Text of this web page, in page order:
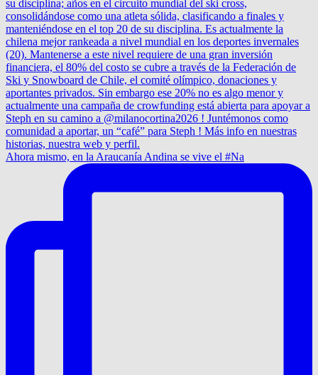
Ahora mismo, en la Araucanía Andina se vive el #Na